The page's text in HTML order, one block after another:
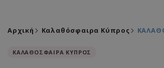
Αρχική Καλαθόσφαιρα Κύπρος
ΚΑΛΑΘΟΣΦΑΙΡΑ ΚΥΠΡΟΣ